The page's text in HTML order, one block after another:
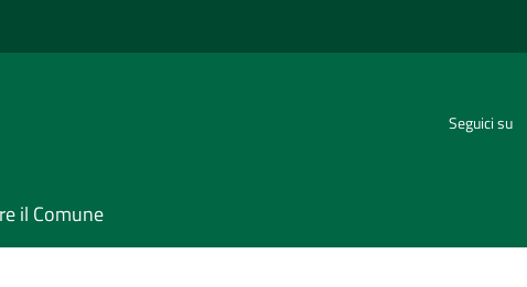
Seguici su
il Comune